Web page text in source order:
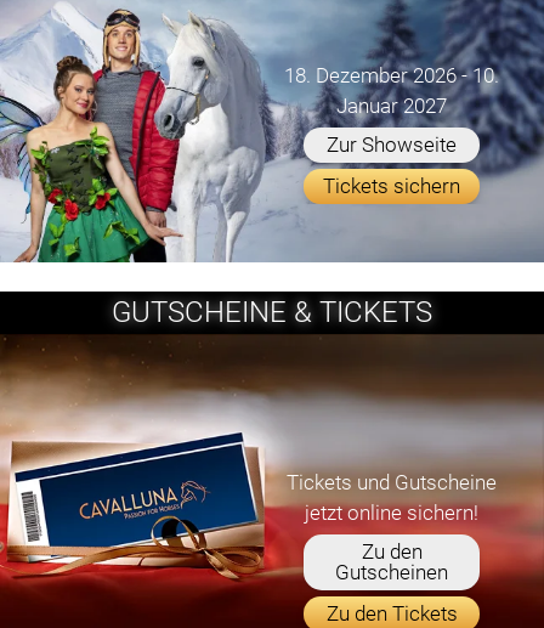
18. Dezember 2026 - 10.
Januar 2027
Zur Showseite
Tickets sichern
GUTSCHEINE & TICKETS
Tickets und Gutscheine
jetzt online sichern!
Zu den
Gutscheinen
Zu den Tickets